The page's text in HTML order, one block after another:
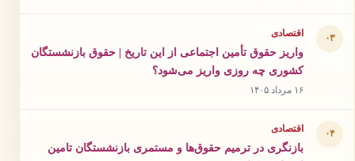
۰۳ اقتصادی
واریز حقوق تأمین اجتماعی از این تاریخ | حقوق بازنشستگان
کشوری چه روزی واریز می‌شود؟
۱۶ مرداد ۱۴۰۵
۰۴ اقتصادی
بازنگری در ترمیم حقوق‌ها و مستمری بازنشستگان تامین